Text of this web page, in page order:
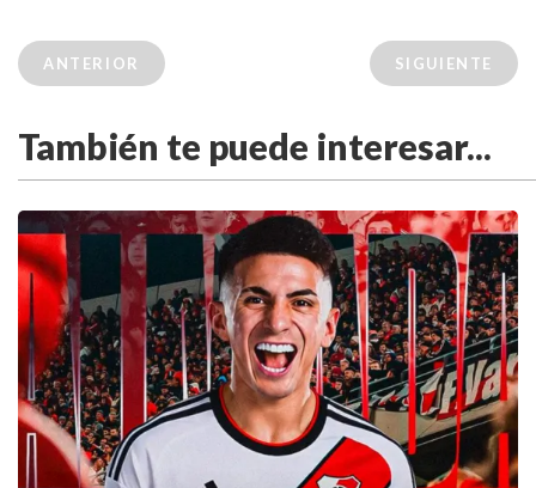
ANTERIOR SIGUIENTE
También te puede interesar...